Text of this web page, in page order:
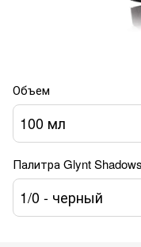
Объем
100 мл
Палитра Glynt
1/0 - черный